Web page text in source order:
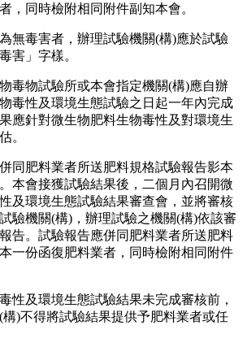
，同時檢附相同附件副知本會。
無毒害者，辦理試驗機關(構)應於試驗
害」字樣。
毒物試驗所或本會指定機關(構)應自辦
毒性及環境生態試驗之日起一年內完成
應針對微生物肥料生物毒性及對環境生
。
同肥料業者所送肥料規格試驗報告影本
本會接獲試驗結果後，二個月內召開微
及環境生態試驗結果審查會，並將審核
驗機關(構)，辦理試驗之機關(構)依該審
告。試驗報告應併同肥料業者所送肥料
一份函復肥料業者，同時檢附相同附件
性及環境生態試驗結果未完成審核前，
)不得將試驗結果提供予肥料業者或任